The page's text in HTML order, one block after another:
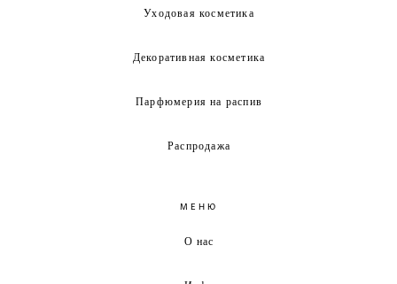
Уходовая косметика
Декоративная косметика
Парфюмерия на распив
Распродажа
МЕНЮ
О нас